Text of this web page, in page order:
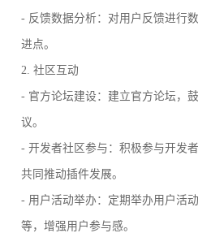
- 反馈数据分析：对用户反馈进行
进点。
2. 社区互动
- 官方论坛建设：建立官方论坛，
议。
- 开发者社区参与：积极参与开发
共同推动插件发展。
- 用户活动举办：定期举办用户活
等，增强用户参与感。